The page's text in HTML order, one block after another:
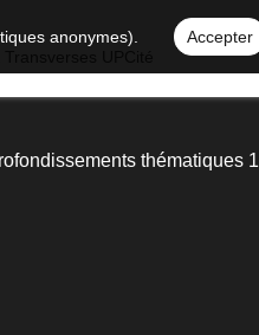
anonymes). Accepter
thématiques 1